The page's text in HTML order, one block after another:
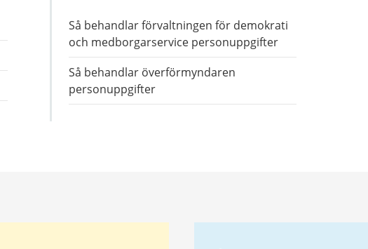
Så behandlar förvaltningen för demokrati
och medborgarservice personuppgifter
Så behandlar överförmyndaren
personuppgifter